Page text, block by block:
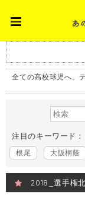
全ての高校球児へ。
注目のキーワード：
根尾
大阪桐蔭
2018_選手権